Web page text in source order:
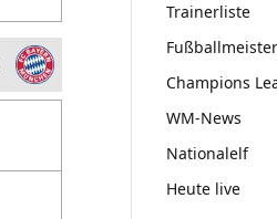
Trainerliste
Fußballmeister
Champions
WM-News
Nationalelf
Heute live